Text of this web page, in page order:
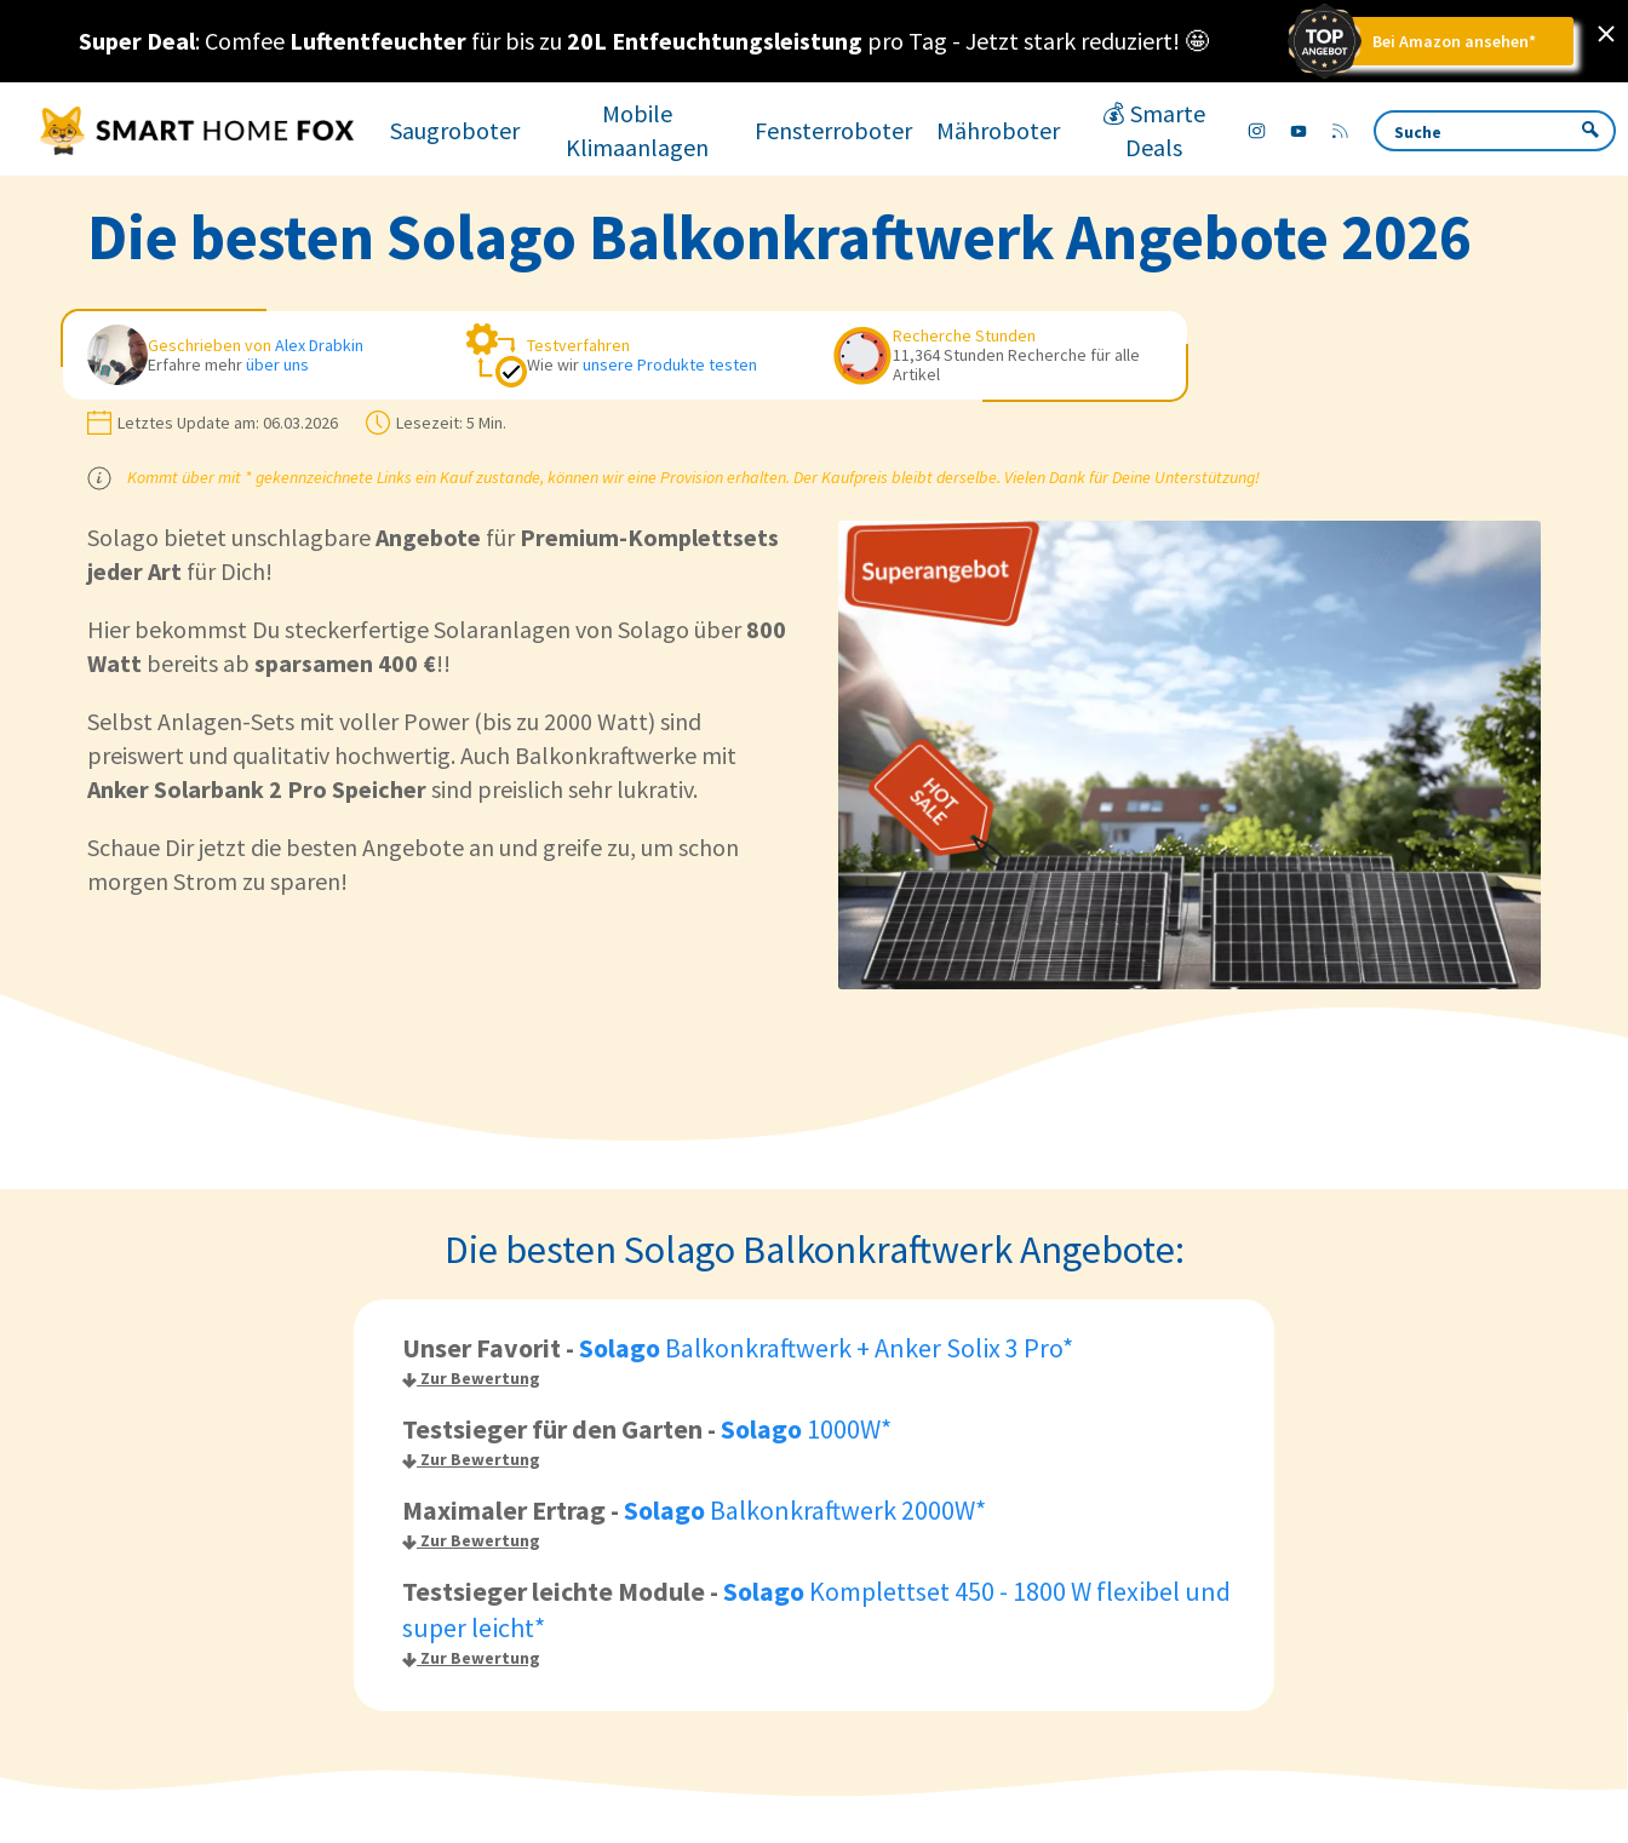
Super Deal: Comfee Luftentfeuchterfür bis zu 20L Entfeuchtungsleistung pro Tag - Jetzt stark reduziert! 🤩 Bei Amazon ansehen*
Saugroboter
Mobile
Klimaanlagen
Fensterroboter Mähroboter
💰 Smarte
Deals
Die besten Solago Balkonkraftwerk Angebote 2026
Geschrieben von Alex Drabkin
Erfahre mehrüber uns
Testverfahren
Wie wirunsere Produkte testen
Recherche Stunden
11,364 Stunden Recherche für alle
Artikel
Letztes Update am: 06.03.2026 Lesezeit: 5 Min.
Kommt über mit * gekennzeichnete Links ein Kauf zustande, können wir eine Provision erhalten. Der Kaufpreis bleibt derselbe. Vielen Dank für Deine Unterstützung!
Solago bietet unschlagbareAngebote für Premium-Komplettsets
jeder Art für Dich!
Hier bekommst Du steckerfertige Solaranlagen von Solago über800
Watt bereits ab sparsamen 400 €!!
Selbst Anlagen-Sets mit voller Power (bis zu 2000 Watt) sind
preiswert und qualitativ hochwertig. Auch Balkonkraftwerke mit
Anker Solarbank 2 Pro Speichersind preislich sehr lukrativ.
Schaue Dir jetzt die besten Angebote an und greife zu, um schon
morgen Strom zu sparen!
Die besten Solago Balkonkraftwerk Angebote:
Unser Favorit-Solago Balkonkraftwerk + Anker Solix 3 Pro*
Zur Bewertung
Testsieger für den Garten -Solago 1000W*
Zur Bewertung
Maximaler Ertrag-Solago Balkonkraftwerk 2000W*
Zur Bewertung
Testsieger leichte Module-Solago Komplettset 450 - 1800 W flexibel und
super leicht*
Zur Bewertung